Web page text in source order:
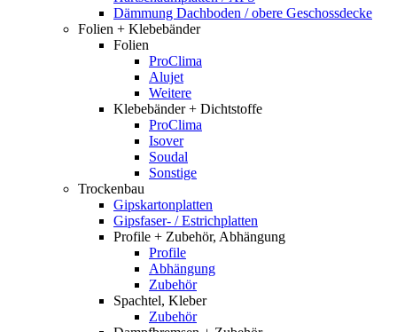
Dämmung Dachboden / obere Geschossdecke
Folien + Klebebänder
Folien
ProClima
Alujet
Weitere
Klebebänder + Dichtstoffe
ProClima
Isover
Soudal
Sonstige
Trockenbau
Gipskartonplatten
Gipsfaser- / Estrichplatten
Profile + Zubehör, Abhängung
Profile
Abhängung
Zubehör
Spachtel, Kleber
Zubehör